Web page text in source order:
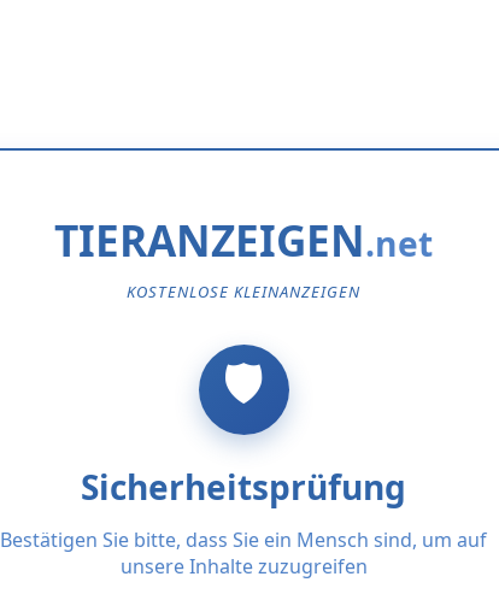
TIERANZEIGEN
KOSTENLOSE KLEINANZEIGEN
Sicherheitsprüfung
Bestätigen Sie bitte, dass Sie ein Mensch sind, um auf
unsere Inhalte zuzugreifen